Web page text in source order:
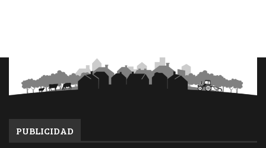
PUBLICIDAD